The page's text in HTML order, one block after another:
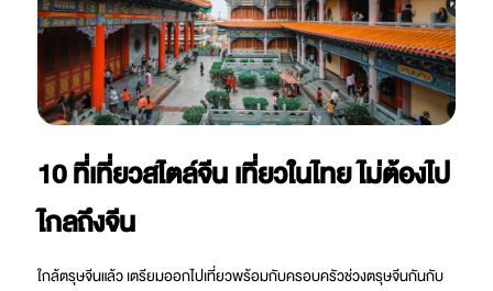
10 ที่เที่ยวสไตล์จีน เที่ยวในไทย ไม่ต้องไป
ไกลถึงจีน
ใกล้ตรุษจีนแล้ว เตรียมออกไปเที่ยวพร้อมกับครอบครัวช่วงตรุษจีนกันกับ